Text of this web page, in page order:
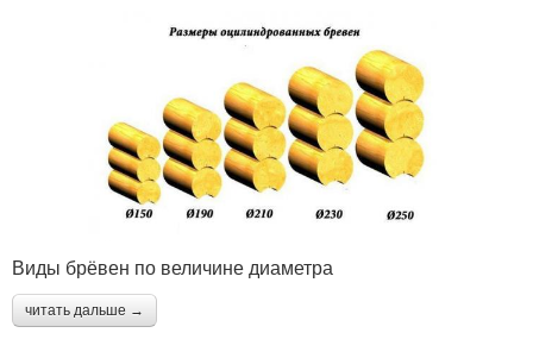
Виды брёвен по величине диаметра
читать дальше →